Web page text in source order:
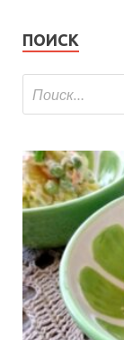
ПОИСК